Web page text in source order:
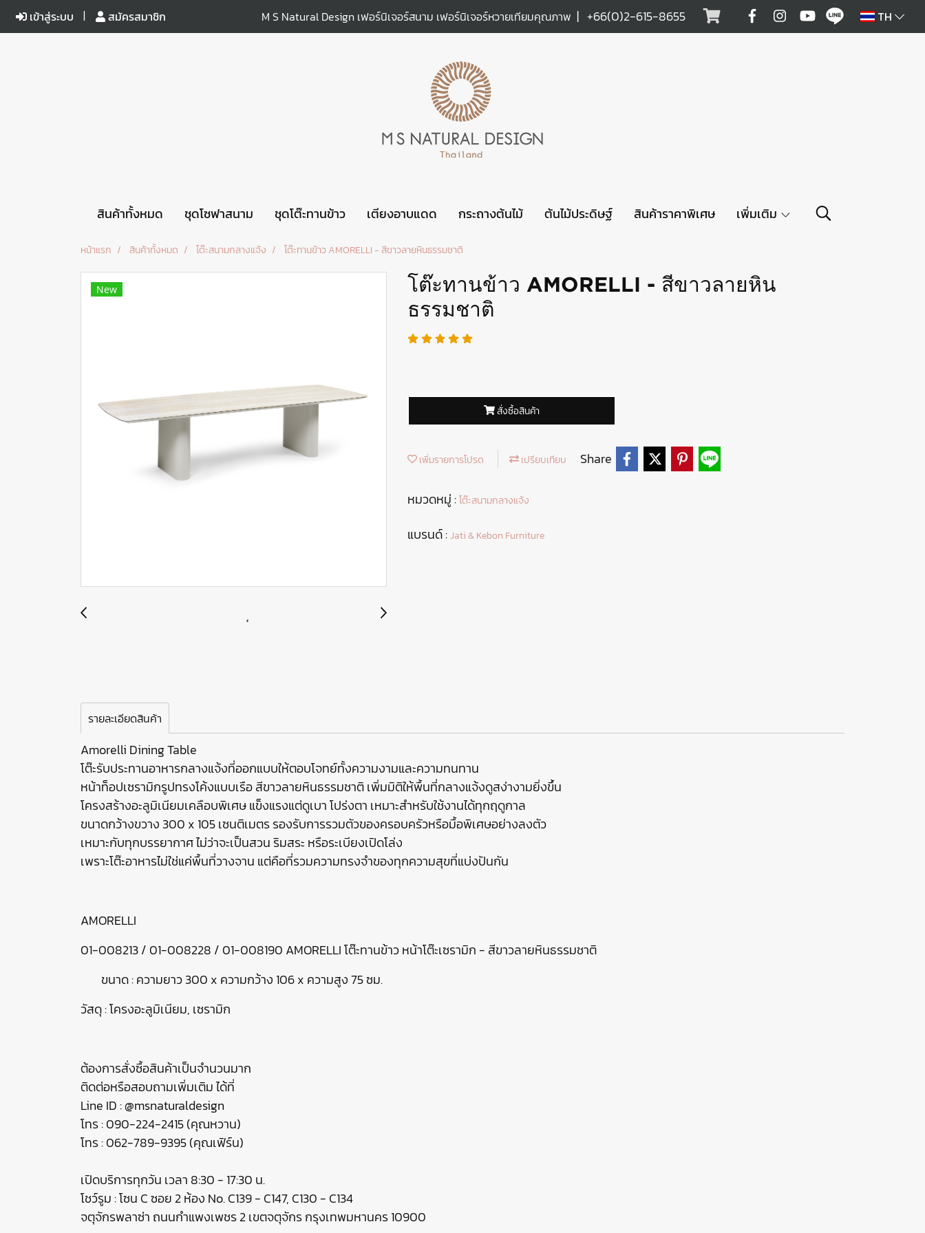
เข้าสู่ระบบ สมัครสมาชิก M S Natural Design เฟอร์นิเจอร์สนาม เฟอร์นิเจอร์หวายเทียมคุณภาพ | +66(0)2-615-8655 TH
สินค้าทั้งหมด ชุดโซฟาสนาม ชุดโต๊ะทานข้าว เตียงอาบแดด กระถางต้นไม้ ต้นไม้ประดิษฐ์ สินค้าราคาพิเศษ เพิ่มเติม
หน้าแรก สินค้าทั้งหมด โต๊ะสนามกลางแจ้ง โต๊ะทานข้าว AMORELLI - สีขาวลายหินธรรมชาติ
New
โต๊ะทานข้าว AMORELLI - สีขาวลายหิน
ธรรมชาติ
สั่งซื้อสินค้า
เพิ่มรายการโปรด เปรียบเทียบ Share
หมวดหมู่ :โต๊ะสนามกลางแจ้ง
แบรนด์ :Jati & Kebon Furniture
รายละเอียดสินค้า
Amorelli Dining Table
โต๊ะรับประทานอาหารกลางแจ้งที่ออกแบบให้ตอบโจทย์ทั้งความงามและความทนทาน
หน้าท็อปเซรามิกรูปทรงโค้งแบบเรือ สีขาวลายหินธรรมชาติ เพิ่มมิติให้พื้นที่กลางแจ้งดูสง่างามยิ่งขึ้น
โครงสร้างอะลูมิเนียมเคลือบพิเศษ แข็งแรงแต่ดูเบา โปร่งตา เหมาะสำหรับใช้งานได้ทุกฤดูกาล
ขนาดกว้างขวาง 300 x 105 เซนติเมตร รองรับการรวมตัวของครอบครัวหรือมื้อพิเศษอย่างลงตัว
เหมาะกับทุกบรรยากาศ ไม่ว่าจะเป็นสวน ริมสระ หรือระเบียงเปิดโล่ง
เพราะโต๊ะอาหารไม่ใช่แค่พื้นที่วางจาน แต่คือที่รวมความทรงจำของทุกความสุขที่แบ่งปันกัน
AMORELLI
01-008213 / 01-008228 / 01-008190 AMORELLI โต๊ะทานข้าว หน้าโต๊ะเซรามิก - สีขาวลายหินธรรมชาติ
ขนาด : ความยาว 300 x ความกว้าง 106 x ความสูง 75 ซม.
วัสดุ : โครงอะลูมิเนียม, เซรามิก
ต้องการสั่งซื้อสินค้าเป็นจำนวนมาก
ติดต่อหรือสอบถามเพิ่มเติม ได้ที่
Line ID : @msnaturaldesign
โทร : 090-224-2415 (คุณหวาน)
โทร : 062-789-9395 (คุณเฟิร์น)
เปิดบริการทุกวัน เวลา 8:30 - 17:30 น.
โชว์รูม : โซน C ซอย 2 ห้อง No. C139 - C147, C130 - C134
จตุจักรพลาซ่า ถนนกำแพงเพชร 2 เขตจตุจักร กรุงเทพมหานคร 10900